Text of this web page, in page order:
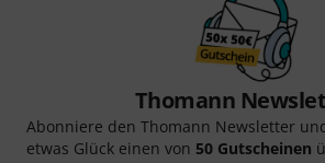
Thomann
Abonniere den Thomann Newsletter
etwas Glück einen von 50 Gutscheinen